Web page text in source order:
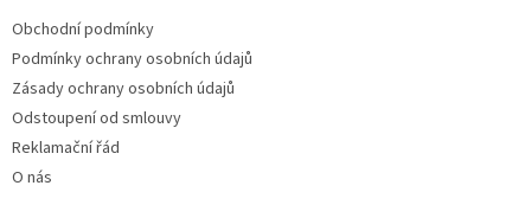
Obchodní podmínky
Podmínky ochrany osobních údajů
Zásady ochrany osobních údajů
Odstoupení od smlouvy
Reklamační řád
O nás